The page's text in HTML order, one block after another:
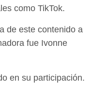
como TikTok.
de este contenido a
fue Ivonne
en su participación.